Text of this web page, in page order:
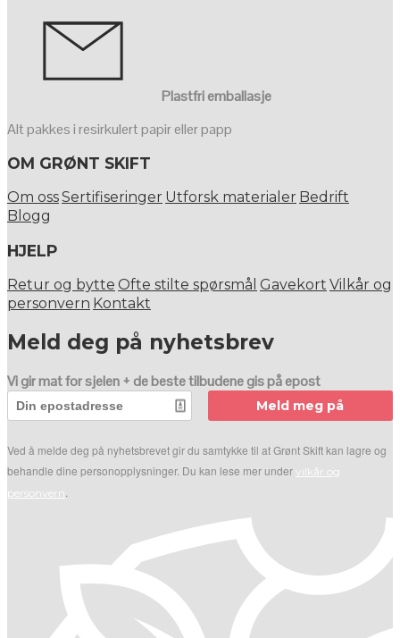
Plastfri emballasje
Alt pakkes i resirkulert papir eller papp
OM GRØNT SKIFT
Om ossSertifiseringer Utforsk materialer Bedrift
Blogg
HJELP
Retur og bytte Ofte stilte spørsmål Gavekort Vilkår og
personvern Kontakt
Meld deg på nyhetsbrev
Vi gir mat for sjelen + de beste tilbudene gis på epost
Meld meg på
Ved å melde deg på nyhetsbrevet gir du samtykke til at Grønt Skift kan lagre og
behandle dine personopplysninger. Du kan lese mer under vilkår og
personvern.